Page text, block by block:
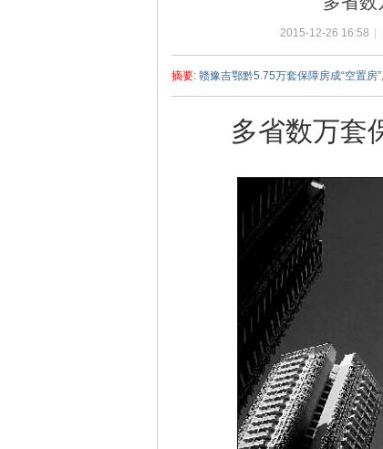
2015-12-26 16:58
摘要: 赣豫吉鄂黔5.75万套保障房成“空置房
多省数万套